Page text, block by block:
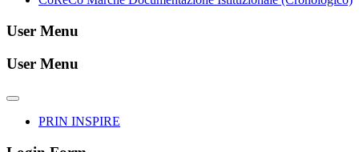
User Menu
User Menu
PRIN INSPIRE